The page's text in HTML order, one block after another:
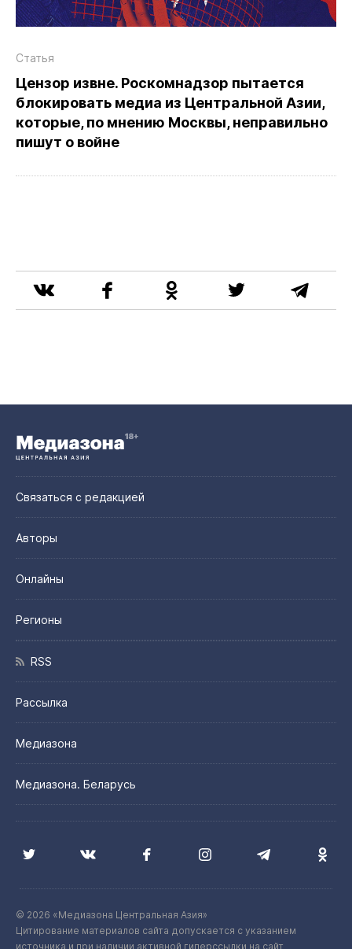
Статья
Цензор извне. Роскомнадзор пытается
блокировать медиа из Центральной Азии,
которые, по мнению Москвы, неправильно
пишут о войне
Связаться с редакцией
Авторы
Онлайны
Регионы
RSS
Рассылка
Медиазона
Медиазона. Беларусь
© 2026 «Медиазона Центральная Азия»
Цитирование материалов сайта допускается с указанием
источника и при наличии активной гиперссылки на сайт